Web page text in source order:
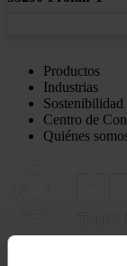
Productos
Industrias
Sostenibilidad
Centro de
Quiénes